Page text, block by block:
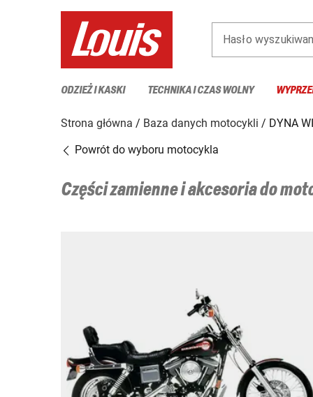
Hasło
ODZIEŻ I KASKI TECHNIKA I CZAS WOLNY
Strona główna Baza danych motocykli
DYNA
Powrót do wyboru motocykla
Części zamienne i akcesoria do